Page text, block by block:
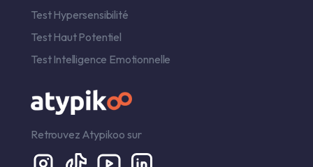
Test Hypersensibilité
Test Haut Potentiel
Test Intelligence Emotionnelle
Retrouvez Atypikoo sur